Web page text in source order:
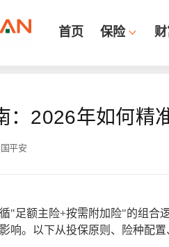
首页 保险
：2026年如何精
平安
"足额主险+按需附加险"的组合
响。以下从投保原则、险种配